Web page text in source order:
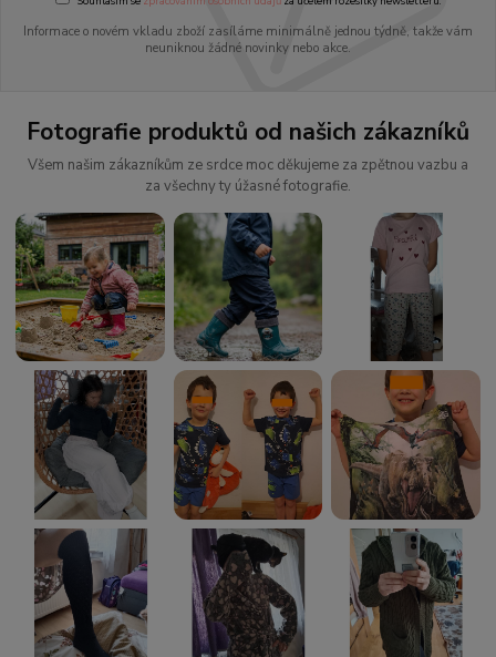
Informace o novém vkladu zboží zasíláme minimálně jednou týdně, takže vám
neuniknou žádné novinky nebo akce.
Fotografie produktů od našich zákazníků
Všem našim zákazníkům ze srdce moc děkujeme za zpětnou vazbu a
za všechny ty úžasné fotografie.